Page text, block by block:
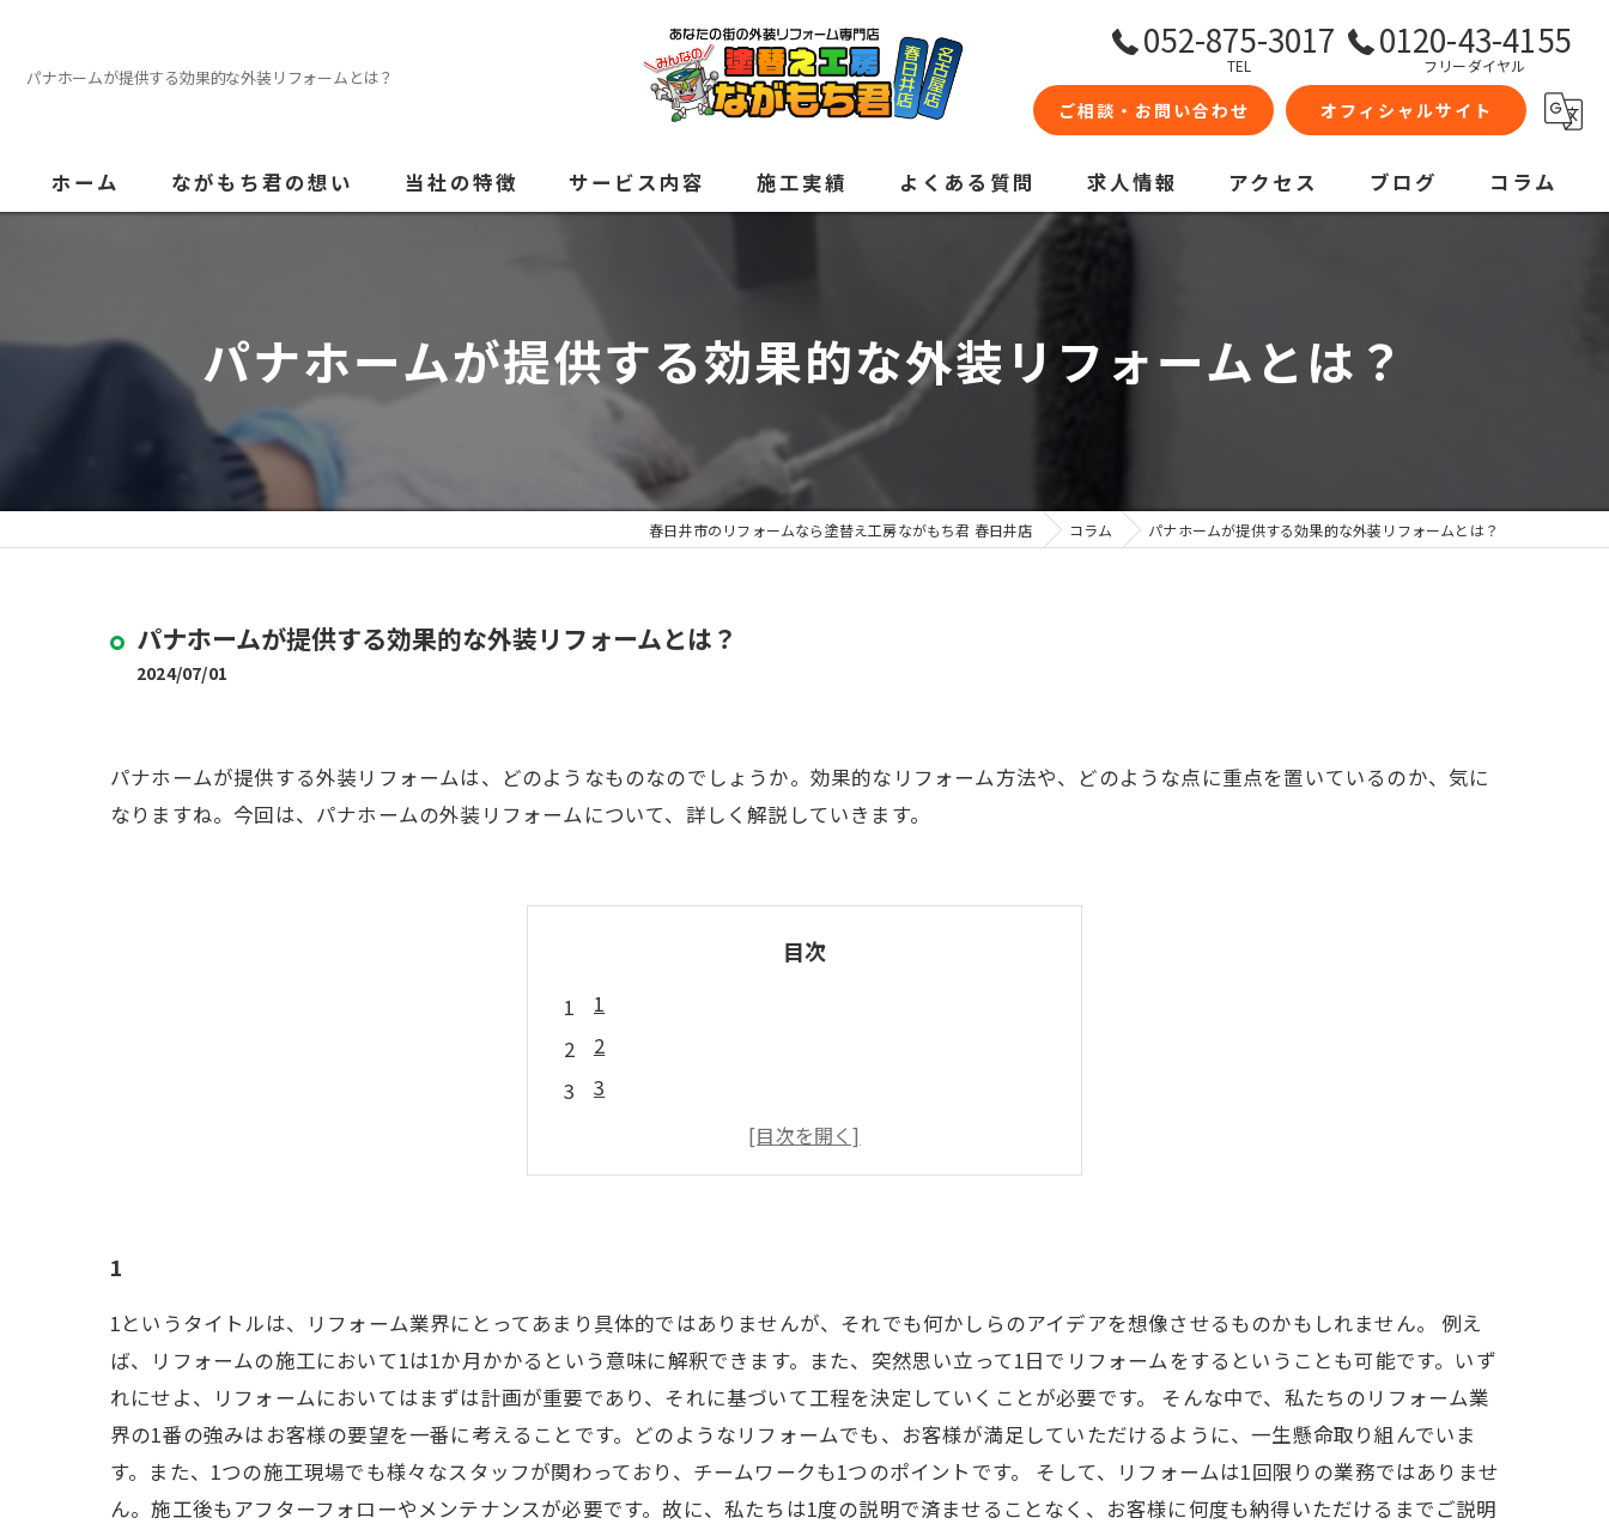
パナホームが提供する効果的な外装リフォームとは？
052-875-3017
TEL
0120-43-4155
フリーダイヤル
ご相談・お問い合わせ オフィシャルサイト
ホーム ながもち君の想い 当社の特徴
内装
サービス内容 施工実績 よくある質問 求人情報 アクセス ブログ コラム
パナホームが提供する効果的な外装リフォームとは？
春日井市のリフォームなら塗替え工房ながもち君 春日井店 コラム パナホームが提供する効果的な外装リフォームとは？
パナホームが提供する効果的な外装リフォームとは？
2024/07/01
パナホームが提供する外装リフォームは、どのようなものなのでしょうか。効果的なリフォーム方法や、どのような点に重点を置いているのか、気に
なりますね。今回は、パナホームの外装リフォームについて、詳しく解説していきます。
目次
1
2
3
5
1
1というタイトルは、リフォーム業界にとってあまり具体的ではありませんが、それでも何かしらのアイデアを想像させるものかもしれません。 例え
ば、リフォームの施工において1は1か月かかるという意味に解釈できます。また、突然思い立って1日でリフォームをするということも可能です。いず
れにせよ、リフォームにおいてはまずは計画が重要であり、それに基づいて工程を決定していくことが必要です。 そんな中で、私たちのリフォーム業
界の1番の強みはお客様の要望を一番に考えることです。どのようなリフォームでも、お客様が満足していただけるように、一生懸命取り組んでいま
す。また、1つの施工現場でも様々なスタッフが関わっており、チームワークも1つのポイントです。 そして、リフォームは1回限りの業務ではありませ
ん。施工後もアフターフォローやメンテナンスが必要です。故に、私たちは1度の説明で済ませることなく、お客様に何度も納得いただけるまでご説明